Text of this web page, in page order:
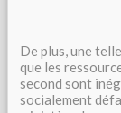
De plus, une
que les
second sont
socialement